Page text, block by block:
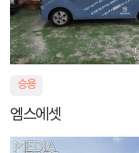
승용
엠스에셋